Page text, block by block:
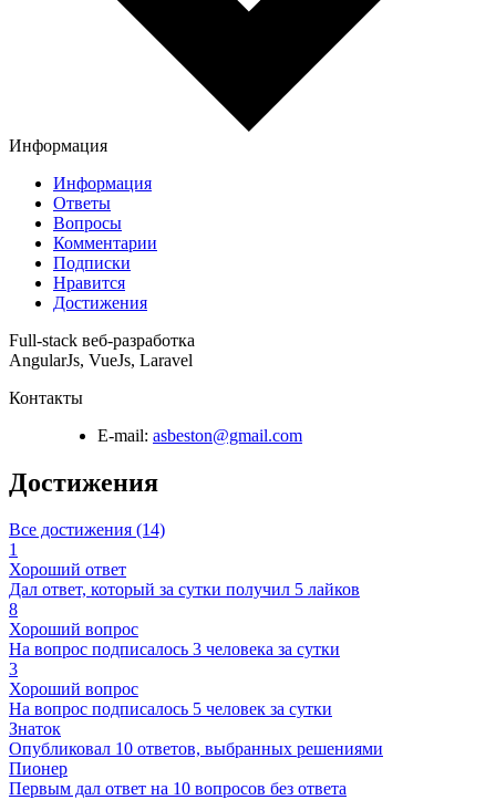
Информация
Информация
Ответы
Вопросы
Комментарии
Подписки
Нравится
Достижения
Full-stack веб-разработка
AngularJs, VueJs, Laravel
Контакты
E-mail: asbeston@gmail.com
Достижения
Все достижения (14)
1
Хороший ответ
Дал ответ, который за сутки получил 5 лайков
8
Хороший вопрос
На вопрос подписалось 3 человека за сутки
3
Хороший вопрос
На вопрос подписалось 5 человек за сутки
Знаток
Опубликовал 10 ответов, выбранных решениями
Пионер
Первым дал ответ на 10 вопросов без ответа